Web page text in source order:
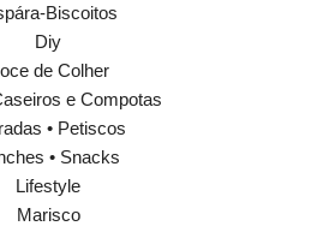
Biscoitos
Diy
de Colher
e Compotas
• Petiscos
• Snacks
Lifestyle
Marisco